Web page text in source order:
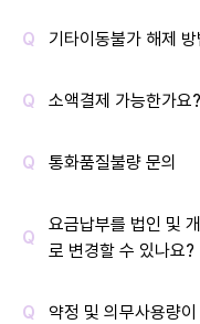
기타이동불가 해제 방
소액결제 가능한가요?
통화품질불량 문의
요금납부를 법인 및
로 변경할 수 있나요?
약정 및 의무사용량